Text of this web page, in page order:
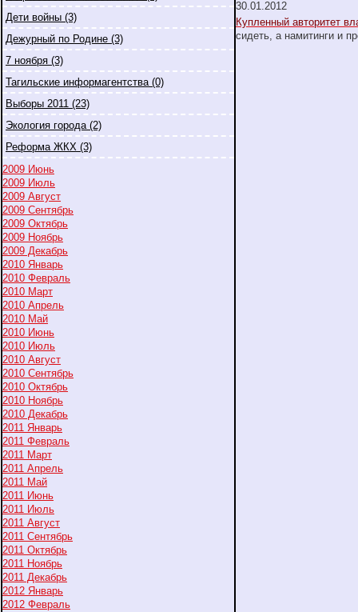
Дети войны (3)
Дежурный по Родине (3)
7 ноября (3)
Тагильские информагентства (0)
Выборы 2011 (23)
Экология города (2)
Реформа ЖКХ (3)
2009 Июнь
2009 Июль
2009 Август
2009 Сентябрь
2009 Октябрь
2009 Ноябрь
2009 Декабрь
2010 Январь
2010 Февраль
2010 Март
2010 Апрель
2010 Май
2010 Июнь
2010 Июль
2010 Август
2010 Сентябрь
2010 Октябрь
2010 Ноябрь
2010 Декабрь
2011 Январь
2011 Февраль
2011 Март
2011 Апрель
2011 Май
2011 Июнь
2011 Июль
2011 Август
2011 Сентябрь
2011 Октябрь
2011 Ноябрь
2011 Декабрь
2012 Январь
2012 Февраль
30.01.2012
Купленный авторитет
сидеть, а намитинги и